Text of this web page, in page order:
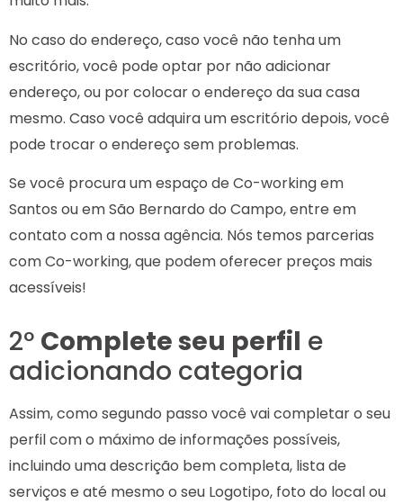
No caso do endereço, caso você não tenha um
escritório, você pode optar por não adicionar
endereço, ou por colocar o endereço da sua casa
mesmo. Caso você adquira um escritório depois, você
pode trocar o endereço sem problemas.
Se você procura um espaço de Co-working em
Santos ou em São Bernardo do Campo, entre em
contato com a nossa agência. Nós temos parcerias
com Co-working, que podem oferecer preços mais
acessíveis!
2º Complete seu perfil e
adicionando categoria
Assim, como segundo passo você vai completar o seu
perfil com o máximo de informações possíveis,
incluindo uma descrição bem completa, lista de
serviços e até mesmo o seu Logotipo, foto do local ou